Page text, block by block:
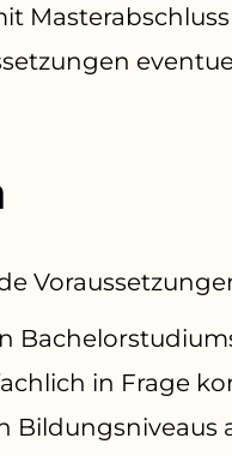
in Frage
Bildungsniveaus